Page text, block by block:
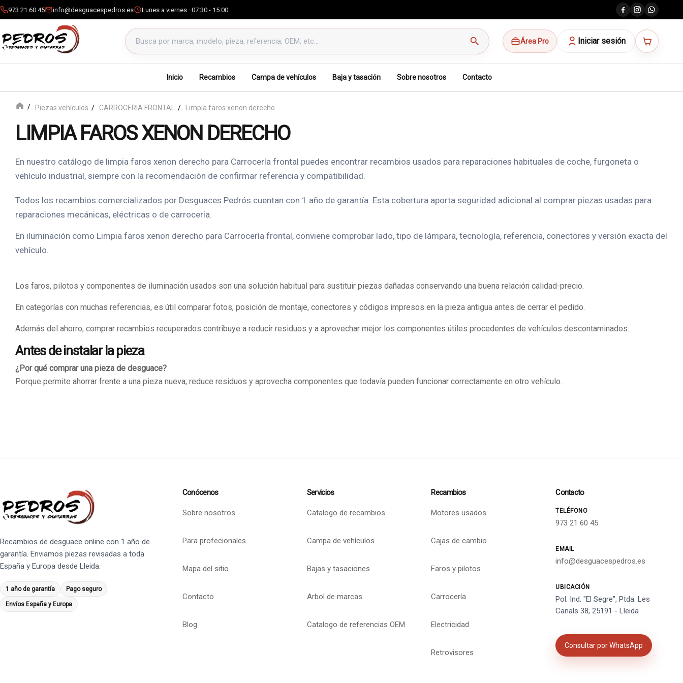
973 21 60 45 info@desguacespedros.es Lunes a viernes · 07:30 - 15:00
Buscar productos
search Área Pro Iniciar sesión
Inicio Recambios Campa de vehículos Baja y tasación Sobre nosotros Contacto
Piezas vehículos CARROCERIA FRONTAL Limpia faros xenon derecho
LIMPIA FAROS XENON DERECHO
En nuestro catálogo de limpia faros xenon derecho para Carrocería frontal puedes encontrar recambios usados para reparaciones habituales de coche, furgoneta o
vehículo industrial, siempre con la recomendación de confirmar referencia y compatibilidad.
Todos los recambios comercializados por Desguaces Pedrós cuentan con 1 año de garantía. Esta cobertura aporta seguridad adicional al comprar piezas usadas para
reparaciones mecánicas, eléctricas o de carrocería.
En iluminación como Limpia faros xenon derecho para Carrocería frontal, conviene comprobar lado, tipo de lámpara, tecnología, referencia, conectores y versión exacta del
vehículo.
Los faros, pilotos y componentes de iluminación usados son una solución habitual para sustituir piezas dañadas conservando una buena relación calidad-precio.
En categorías con muchas referencias, es útil comparar fotos, posición de montaje, conectores y códigos impresos en la pieza antigua antes de cerrar el pedido.
Además del ahorro, comprar recambios recuperados contribuye a reducir residuos y a aprovechar mejor los componentes útiles procedentes de vehículos descontaminados.
Antes de instalar la pieza
¿Por qué comprar una pieza de desguace?
Porque permite ahorrar frente a una pieza nueva, reduce residuos y aprovecha componentes que todavía pueden funcionar correctamente en otro vehículo.
Recambios de desguace online con 1 año de
garantía. Enviamos piezas revisadas a toda
España y Europa desde Lleida.
1 año de garantía Pago seguro
Envíos España y Europa
Conócenos
Sobre nosotros
Para profecionales
Mapa del sitio
Contacto
Blog
Servicios
Catalogo de recambios
Campa de vehículos
Bajas y tasaciones
Arbol de marcas
Catalogo de referencias OEM
Recambios
Motores usados
Cajas de cambio
Faros y pilotos
Carrocería
Electricidad
Retrovisores
Contacto
TELÉFONO
973 21 60 45
EMAIL
info@desguacespedros.es
UBICACIÓN
Pol. Ind. "El Segre", Ptda. Les
Canals 38, 25191 - Lleida
Consultar por WhatsApp